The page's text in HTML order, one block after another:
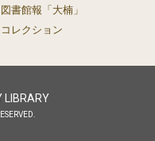
図書館報「大楠」
コレクション
LIBRARY